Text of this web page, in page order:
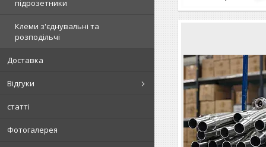
підрозетники
Клеми з'єднувальні та
розподільчі
Доставка
Відгуки
статті
Фотогалерея